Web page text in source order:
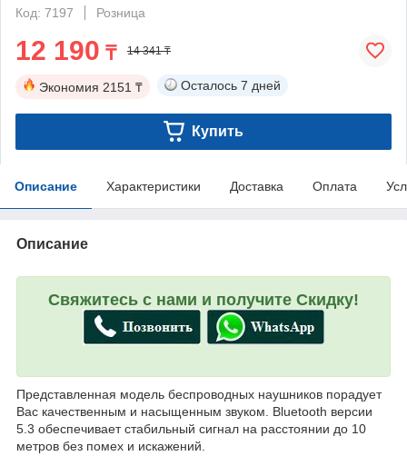
Код: 7197
Розница
12 190 ₸ 14 341 ₸
Экономия 2151 ₸ Осталось 7 дней
Купить
Описание Характеристики Доставка Оплата
Описание
Свяжитесь с нами и получите Скидку!
Представленная модель беспроводных наушников порадует
Вас качественным и насыщенным звуком. Bluetooth версии
5.3 обеспечивает стабильный сигнал на расстоянии до 10
метров без помех и искажений.